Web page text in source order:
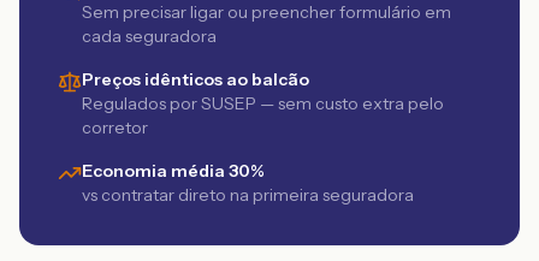
Sem precisar ligar ou preencher formulário em
cada seguradora
Preços idênticos ao balcão
Regulados por SUSEP — sem custo extra pelo
corretor
Economia média 30%
vs contratar direto na primeira seguradora